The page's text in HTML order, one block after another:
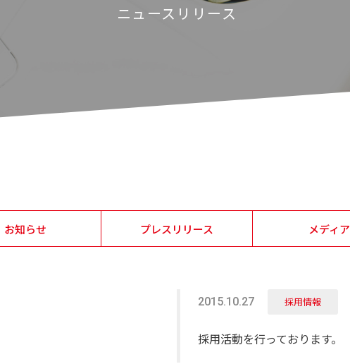
ニュースリリース
お知らせ プレスリリース メディア
2015.10.27 採用情報
採用活動を行っております。